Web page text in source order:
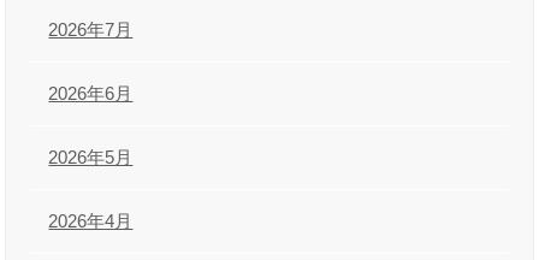
2026年7月
2026年6月
2026年5月
2026年4月